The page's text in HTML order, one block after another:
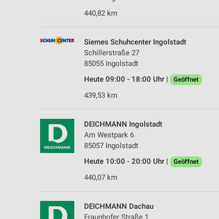
440,82 km
Siemes Schuhcenter Ingolstadt
Schillerstraße 27
85055 Ingolstadt
Heute 09:00 - 18:00 Uhr |
Geöffnet
439,53 km
DEICHMANN Ingolstadt
Am Westpark 6
85057 Ingolstadt
Heute 10:00 - 20:00 Uhr |
Geöffnet
440,07 km
DEICHMANN Dachau
Fraunhofer Straße 1